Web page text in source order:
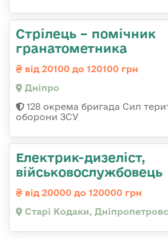
Стрілець – помічник
гранатометника
від 20100 до 120100 грн
Дніпро
128 окрема бригада Сил
оборони ЗСУ
Електрик-дизеліст,
військовослужбовець
від 20000 до 120000 грн
Старі Кодаки,